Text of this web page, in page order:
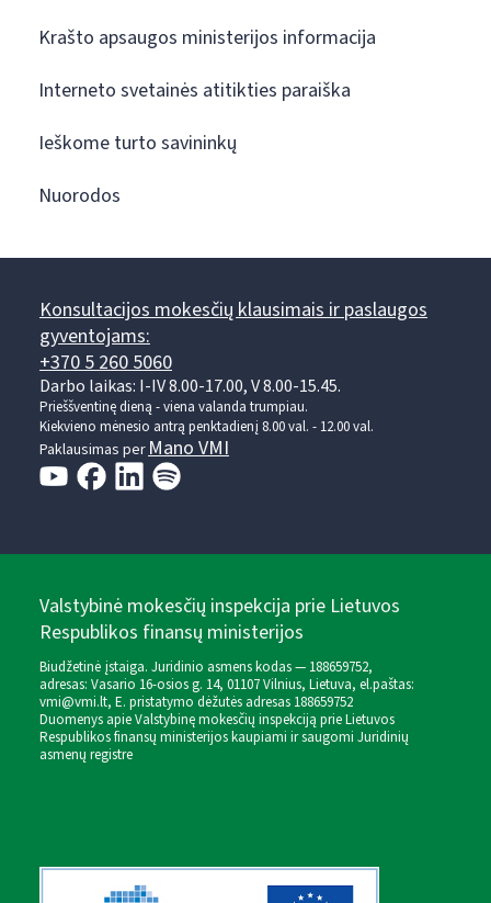
Krašto apsaugos ministerijos informacija
Interneto svetainės atitikties paraiška
Ieškome turto savininkų
Nuorodos
Konsultacijos mokesčių klausimais ir paslaugos
gyventojams:
+370 5 260 5060
Darbo laikas: I-IV 8.00-17.00, V 8.00-15.45.
Prieššventinę dieną - viena valanda trumpiau.
Kiekvieno mėnesio antrą penktadienį 8.00 val. - 12.00 val.
Paklausimas perMano VMI
Valstybinė mokesčių inspekcija prie Lietuvos
Respublikos finansų ministerijos
Biudžetinė įstaiga. Juridinio asmens kodas — 188659752,
adresas: Vasario 16-osios g. 14, 01107 Vilnius, Lietuva, el.paštas:
vmi@vmi.lt, E. pristatymo dėžutės adresas 188659752
Duomenys apie Valstybinę mokesčių inspekciją prie Lietuvos
Respublikos finansų ministerijos kaupiami ir saugomi Juridinių
asmenų registre